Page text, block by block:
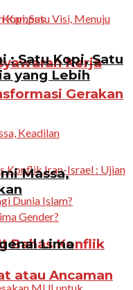
Kerja
Gerakan
Bahas Konflik
atau Ancaman
: Satu Kopi, Satu
yang Lebih
Massa,
Lima